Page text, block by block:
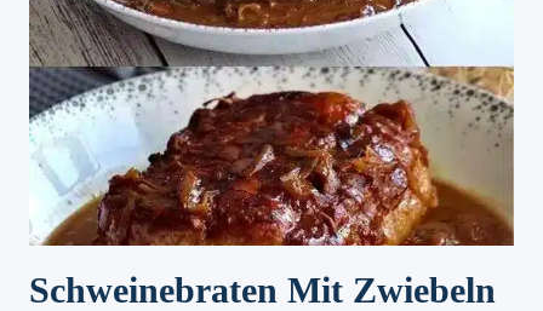
Schweinebraten Mit Zwiebeln